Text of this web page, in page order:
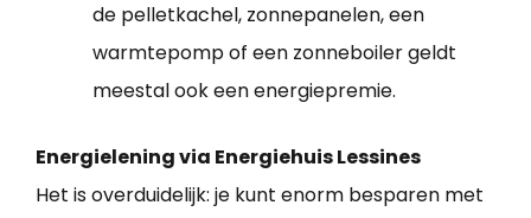
de pelletkachel, zonnepanelen, een
warmtepomp of een zonneboiler geldt
meestal ook een energiepremie.
Energielening via Energiehuis Lessines
Het is overduidelijk: je kunt enorm besparen met